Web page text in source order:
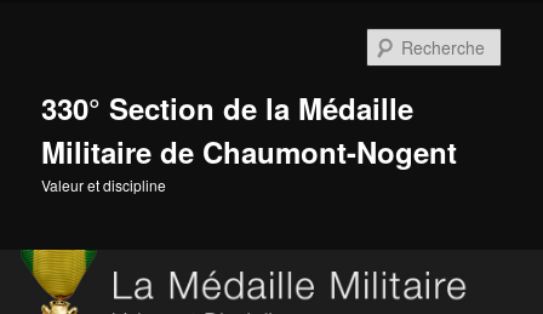
330° Section de la Médaille
Militaire de Chaumont-Nogent
Valeur et discipline